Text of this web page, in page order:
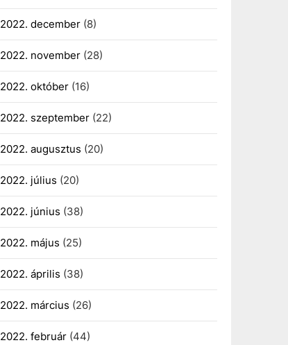
2022. december(8)
2022. november(28)
2022. október(16)
2022. szeptember(22)
2022. augusztus (20)
2022. július (20)
2022. június (38)
2022. május (25)
2022. április (38)
2022. március (26)
2022. február(44)